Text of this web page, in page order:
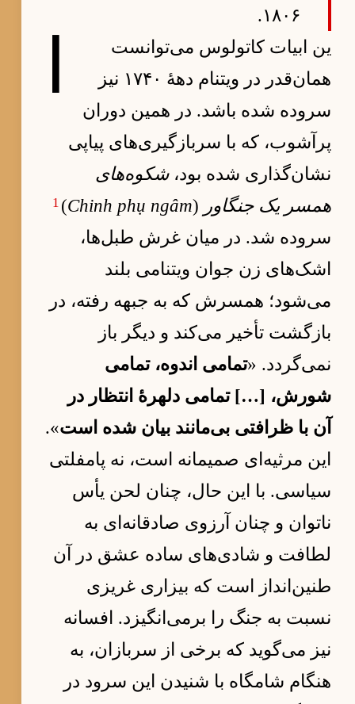
۱۸۰۶.
ا
ین ابیات کاتولوس می‌توانست
همان‌قدر در ویتنام دههٔ ۱۷۴۰ نیز
سروده شده باشد. در همین دوران
پرآشوب، که با سربازگیری‌های پیاپی
نشان‌گذاری شده بود،شکوه‌های
همسر یک جنگاور (
Chinh phụ ngâm
)
1
سروده شد. در میان غرش طبل‌ها،
اشک‌های زن جوان ویتنامی بلند
می‌شود؛ همسرش که به جبهه رفته، در
بازگشت تأخیر می‌کند و دیگر باز
نمی‌گردد. «تمامی اندوه، تمامی
شورش، […] تمامی دلهرهٔ انتظار در
آن با ظرافتی بی‌مانند بیان شده است».
این مرثیه‌ای صمیمانه است، نه پامفلتی
سیاسی. با این حال، چنان لحن یأس
ناتوان و چنان آرزوی صادقانه‌ای به
لطافت و شادی‌های ساده عشق در آن
طنین‌انداز است که بیزاری غریزی
نسبت به جنگ را برمی‌انگیزد. افسانه
نیز می‌گوید که برخی از سربازان، به
هنگام شامگاه با شنیدن این سرود در